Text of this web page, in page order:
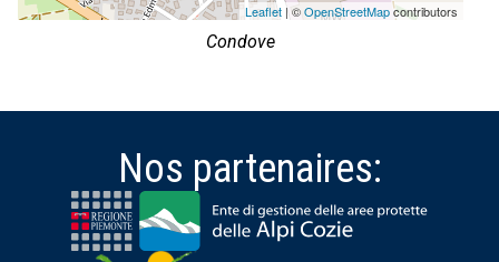
Leaflet | ©OpenStreetMapcontributors
Condove
Nos partenaires: